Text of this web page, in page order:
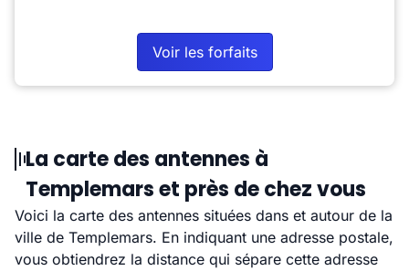
Voir les forfaits
La carte des antennes à
Templemars et près de chez vous
Voici la carte des antennes situées dans et autour de la
ville de Templemars. En indiquant une adresse postale,
vous obtiendrez la distance qui sépare cette adresse